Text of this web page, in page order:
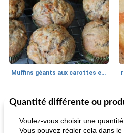
Muffins géants aux carottes et à la banane de Nif
30min
Marques de confiance: recettes et
astuces
Quantité différente ou
Voulez-vous choisir une
Vous pouvez régler cela dans